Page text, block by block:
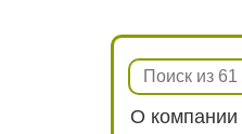
О компании